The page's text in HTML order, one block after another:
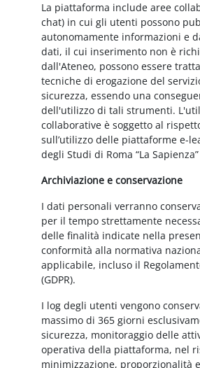
La piattaforma include aree
chat) in cui gli utenti possono
autonomamente informazioni e
dati, il cui inserimento non è
dall'Ateneo, possono essere
tecniche di erogazione del
sicurezza, essendo una
dell'utilizzo di tali strumenti.
collaborative è soggetto al
sull’utilizzo delle piattaforme e-
degli Studi di Roma “La Sapienza”
Archiviazione e conservazione
I dati personali verranno
per il tempo strettamente
delle finalità indicate nella
conformità alla normativa
applicabile, incluso il
(GDPR).
I log degli utenti vengono
massimo di 365 giorni
sicurezza, monitoraggio delle
operativa della piattaforma, nel
minimizzazione, proporzionalità